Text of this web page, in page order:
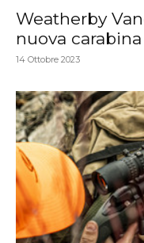
Weatherby
nuova
14 Ottobre 2023